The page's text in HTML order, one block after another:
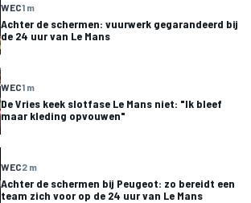
WEC1 m
Achter de schermen: vuurwerk gegarandeerd bij
de 24 uur van Le Mans
WEC1 m
De Vries keek slotfase Le Mans niet: "Ik bleef
maar kleding opvouwen"
WEC2 m
Achter de schermen bij Peugeot: zo bereidt een
team zich voor op de 24 uur van Le Mans